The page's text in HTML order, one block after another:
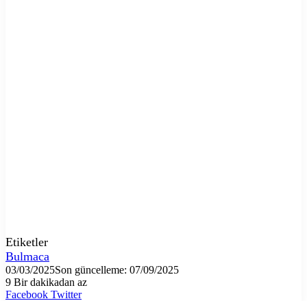
Etiketler
Bulmaca
03/03/2025Son güncelleme: 07/09/2025
9 Bir dakikadan az
Facebook TwitterLinkedIn
Tumblr
Pinterest
Reddit
VKontakte
E-
Yazdır